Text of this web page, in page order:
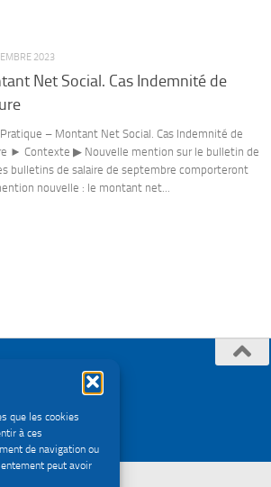
que les cookies
à ces
de navigation ou
peut avoir
2023
Net Social. Cas Indemnité de
– Montant Net Social. Cas Indemnité de
► Contexte ▶ Nouvelle mention sur le bulletin de
bulletins de salaire de septembre comporteront
nouvelle : le montant net...